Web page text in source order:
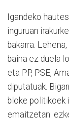
Igandeko
inguruan
bakarra.
baina ez duela
eta PP, PSE,
diputatuak.
bloke politikoek
emaitzetan: